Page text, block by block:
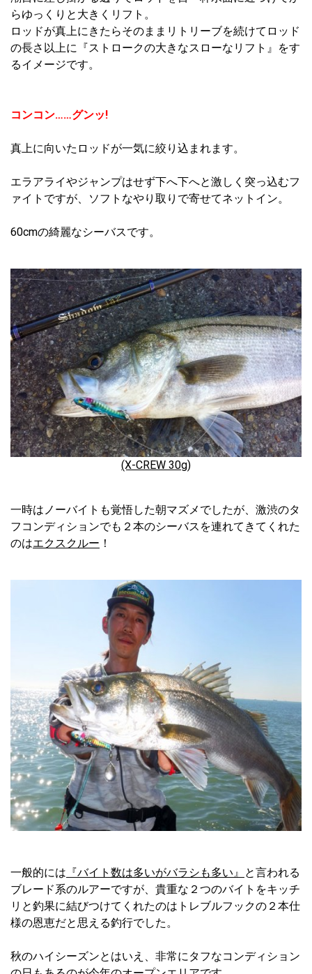
らゆっくりと大きくリフト。
ロッドが真上にきたらそのままリトリーブを続けてロッド
の長さ以上に『ストロークの大きなスローなリフト』をす
るイメージです。
コンコン……グンッ!
真上に向いたロッドが一気に絞り込まれます。
エラアライやジャンプはせず下へ下へと激しく突っ込むフ
ァイトですが、ソフトなやり取りで寄せてネットイン。
60cmの綺麗なシーバスです。
(X-CREW 30g)
一時はノーバイトも覚悟した朝マズメでしたが、激渋のタ
フコンディションでも２本のシーバスを連れてきてくれた
のはエクスクルー ！
一般的には 『バイト数は多いがバラシも多い』 と言われる
ブレード系のルアーですが、貴重な２つのバイトをキッチ
リと釣果に結びつけてくれたのはトレブルフックの２本仕
様の恩恵だと思える釣行でした。
秋のハイシーズンとはいえ、非常にタフなコンディション